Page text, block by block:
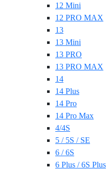
12 Mini
12 PRO MAX
13
13 Mini
13 PRO
13 PRO MAX
14
14 Plus
14 Pro
14 Pro Max
4/4S
5 / 5S / SE
6 / 6S
6 Plus / 6S Plus